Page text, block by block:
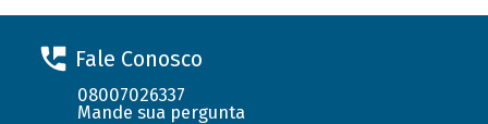
Fale Conosco
08007026337
Mande sua pergunta